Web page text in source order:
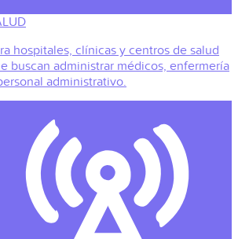
hospitales, clínicas y centros de salud
buscan administrar médicos, enfermería
administrativo.